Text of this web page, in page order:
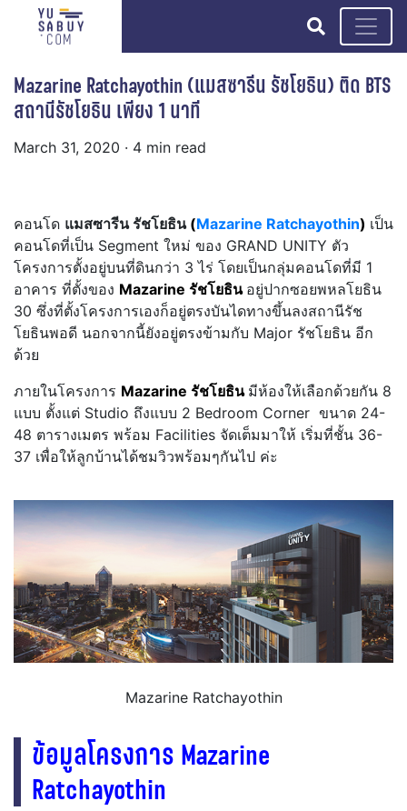
search
Mazarine Ratchayothin (แมสซารีน รัชโยธิน) ติด BTS
สถานีรัชโยธิน เพียง 1 นาที
March 31, 2020 · 4 min read
คอนโด แมสซารีน รัชโยธิน(Mazarine Ratchayothin) เป็น
คอนโดที่เป็น Segment ใหม่ ของ GRAND UNITY ตัว
โครงการตั้งอยู่บนที่ดินกว่า 3 ไร่ โดยเป็นกลุ่มคอนโดที่มี 1
อาคาร ที่ตั้งของ Mazarine รัชโยธิน อยู่ปากซอยพหลโยธิน
30 ซึ่งที่ตั้งโครงการเองก็อยู่ตรงบันไดทางขึ้นลงสถานีรัช
โยธินพอดี นอกจากนี้ยังอยู่ตรงข้ามกับ Major รัชโยธิน อีก
ด้วย
ภายในโครงการ Mazarine รัชโยธิน มีห้องให้เลือกด้วยกัน 8
แบบ ตั้งแต่ Studio ถึงแบบ 2 Bedroom Corner ขนาด 24-
48 ตารางเมตร พร้อม Facilities จัดเต็มมาให้ เริ่มที่ชั้น 36-
37 เพื่อให้ลูกบ้านได้ชมวิวพร้อมๆกันไป ค่ะ
Mazarine Ratchayothin
ข้อมูลโครงการ Mazarine
Ratchayothin